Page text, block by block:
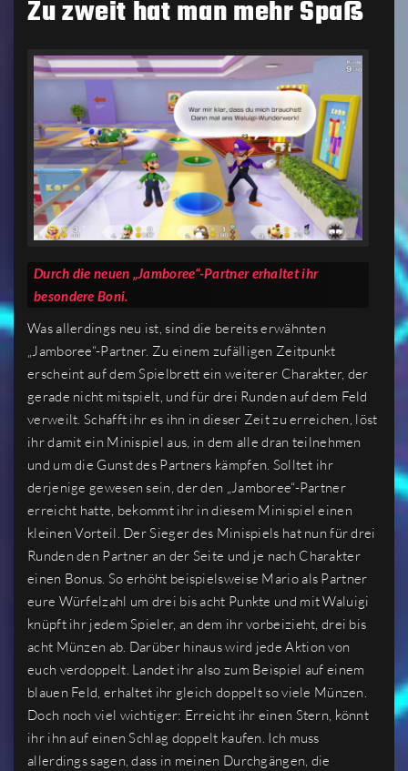
Zu zweit hat man mehr Spaß
Durch die neuen „Jamboree“-Partner erhaltet ihr
besondere Boni.
Was allerdings neu ist, sind die bereits erwähnten
„Jamboree“-Partner. Zu einem zufälligen Zeitpunkt
erscheint auf dem Spielbrett ein weiterer Charakter, der
gerade nicht mitspielt, und für drei Runden auf dem Feld
verweilt. Schafft ihr es ihn in dieser Zeit zu erreichen, löst
ihr damit ein Minispiel aus, in dem alle dran teilnehmen
und um die Gunst des Partners kämpfen. Solltet ihr
derjenige gewesen sein, der den „Jamboree“-Partner
erreicht hatte, bekommt ihr in diesem Minispiel einen
kleinen Vorteil. Der Sieger des Minispiels hat nun für drei
Runden den Partner an der Seite und je nach Charakter
einen Bonus. So erhöht beispielsweise Mario als Partner
eure Würfelzahl um drei bis acht Punkte und mit Waluigi
knüpft ihr jedem Spieler, an dem ihr vorbeizieht, drei bis
acht Münzen ab. Darüber hinaus wird jede Aktion von
euch verdoppelt. Landet ihr also zum Beispiel auf einem
blauen Feld, erhaltet ihr gleich doppelt so viele Münzen.
Doch noch viel wichtiger: Erreicht ihr einen Stern, könnt
ihr ihn auf einen Schlag doppelt kaufen. Ich muss
allerdings sagen, dass in meinen Durchgängen, die